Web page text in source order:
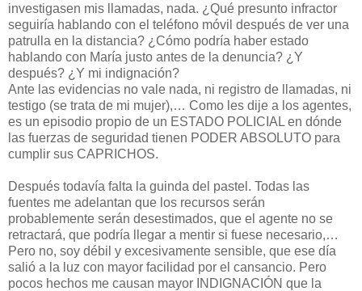
investigasen mis llamadas, nada. ¿Qué presunto infractor
seguiría hablando con el teléfono móvil después de ver una
patrulla en la distancia? ¿Cómo podría haber estado
hablando con María justo antes de la denuncia? ¿Y
después? ¿Y mi indignación?
Ante las evidencias no vale nada, ni registro de llamadas, ni
testigo (se trata de mi mujer),… Como les dije a los agentes,
es un episodio propio de un ESTADO POLICIAL en dónde
las fuerzas de seguridad tienen PODER ABSOLUTO para
cumplir sus CAPRICHOS.
Después todavía falta la guinda del pastel. Todas las
fuentes me adelantan que los recursos serán
probablemente serán desestimados, que el agente no se
retractará, que podría llegar a mentir si fuese necesario,…
Pero no, soy débil y excesivamente sensible, que ese día
salió a la luz con mayor facilidad por el cansancio. Pero
pocos hechos me causan mayor INDIGNACIÓN que la